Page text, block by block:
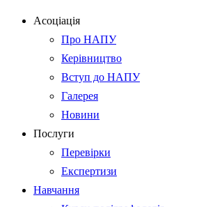
Асоціація
Про НАПУ
Керівництво
Вступ до НАПУ
Галерея
Новини
Послуги
Перевірки
Експертизи
Навчання